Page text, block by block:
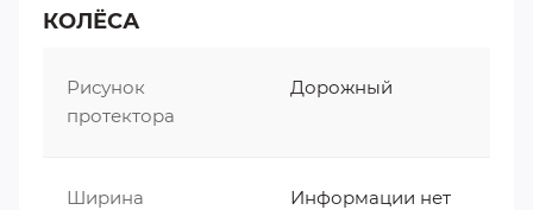
КОЛЁСА
Рисунок
протектора
Дорожный
Ширина
Информации нет